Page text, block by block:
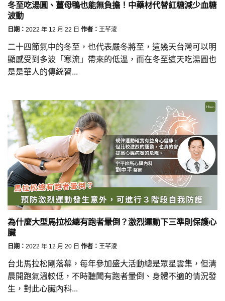
冬至吃湯圓、薑母鴨也能無負擔！中藥材代替紅糖減少血糖
波動
日期： 2022 年 12 月 22 日 作者： 王芊淩
二十四節氣中的冬至，也代表嚴冬將至，這幾天台灣可以明
顯感受到多波「寒流」帶來的低溫，而在冬至這天吃湯圓也
是是華人的傳統習...
為什麼大型馬拉松總有跑者暈倒？激烈運動下三準則保護心
臟
日期： 2022 年 12 月 20 日 作者： 王芊淩
台北馬拉松剛落幕，每年參加盛大活動總是眾星雲集，但清
晨開跑氣溫較低，不時聽聞有跑者暈倒、身體不適的情況發
生，對此心臟內科...